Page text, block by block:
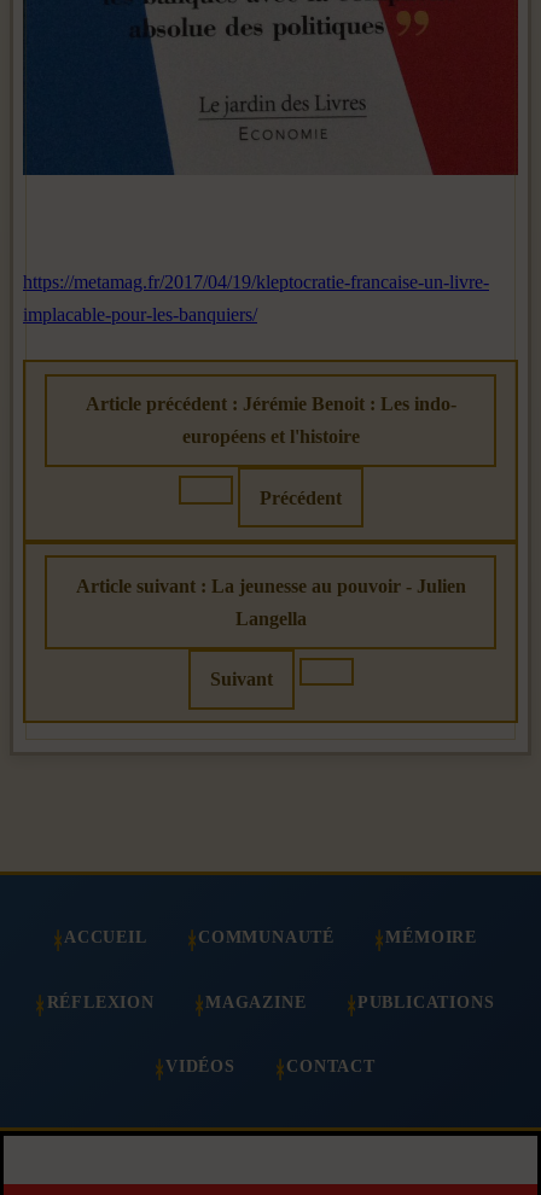
https://metamag.fr/2017/04/19/kleptocratie-francaise-un-livre-
implacable-pour-les-banquiers/
Article précédent : Jérémie Benoit : Les indo-
européens et l'histoire
Précédent
Article suivant : La jeunesse au pouvoir - Julien
Langella
Suivant
ACCUEIL COMMUNAUTÉ MÉMOIRE
RÉFLEXION MAGAZINE PUBLICATIONS
VIDÉOS CONTACT